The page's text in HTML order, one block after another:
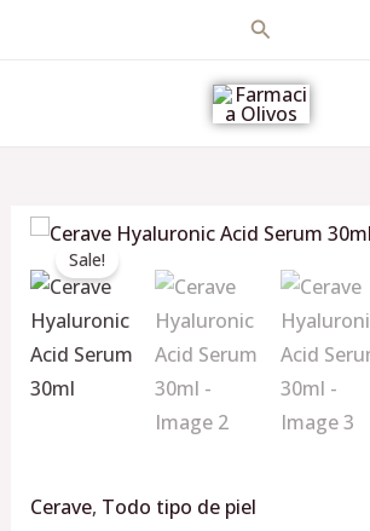
Buscar
Sale!
Cerave, Todo tipo de piel
Original
price
was:
$645.00.
Current
price
is:
$600.00.
Cerave
Hyaluronic
Acid
Serum
30ml
cantidad